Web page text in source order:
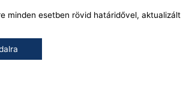
minden esetben rövid határidővel, aktualizált